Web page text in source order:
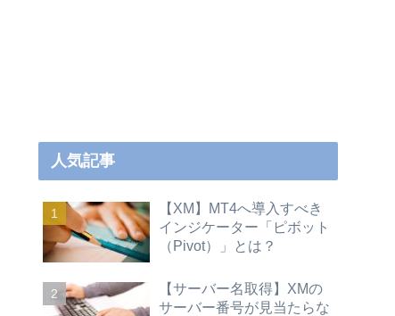
人気記事
【XM】MT4へ導入すべき
インジケーター「ピボット
（Pivot）」とは？
【サーバー名取得】XMの
サーバー番号が見当たらな